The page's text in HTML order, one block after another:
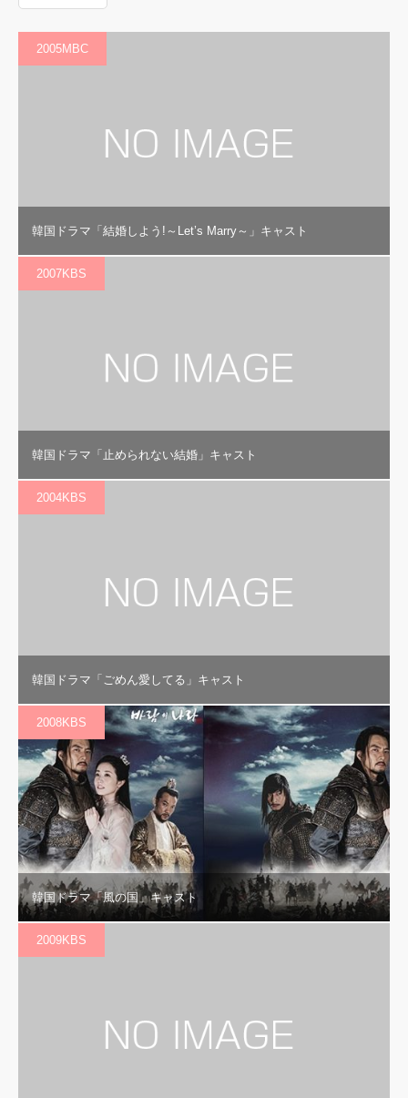
2005MBC
韓国ドラマ「結婚しよう!～Let’s Marry～」キャスト
2007KBS
韓国ドラマ「止められない結婚」キャスト
2004KBS
韓国ドラマ「ごめん愛してる」キャスト
2008KBS
韓国ドラマ「風の国」キャスト
2009KBS